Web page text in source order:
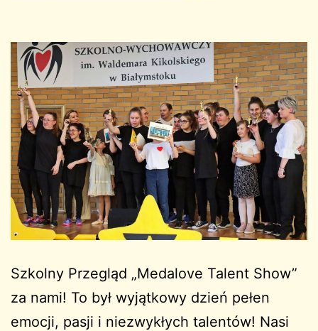
Szkolny Przegląd „Medalove Talent Show”
za nami! To był wyjątkowy dzień pełen
emocji, pasji i niezwykłych talentów! Nasi